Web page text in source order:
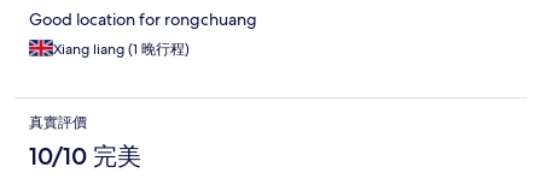
Good location for rongchuang
Xiang liang (1 晚行程)
真實評價
10/10 完美